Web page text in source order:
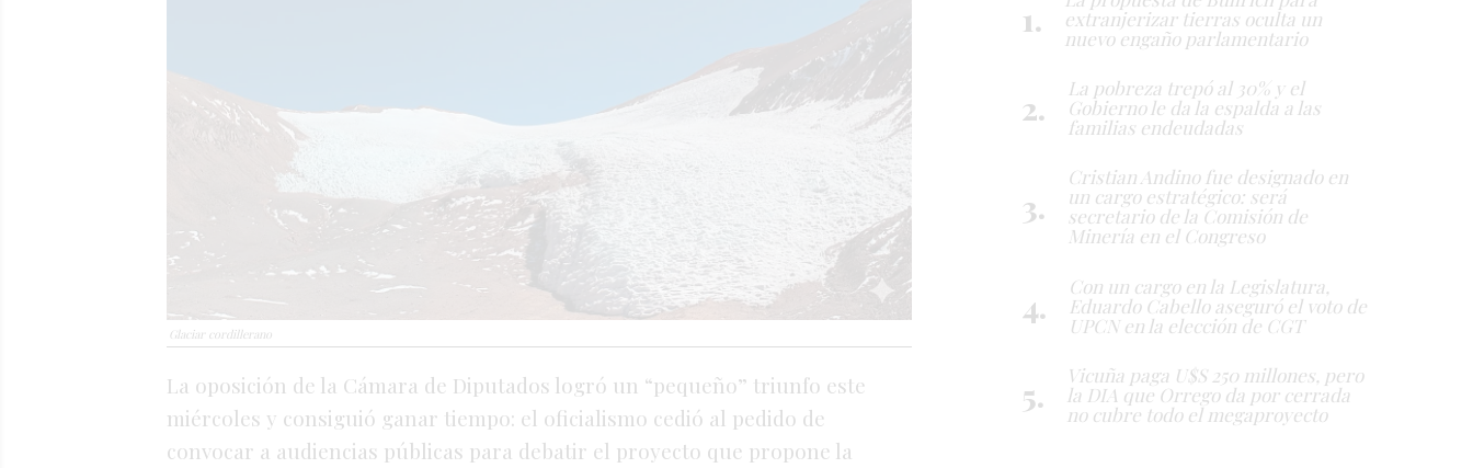
Glaciar cordillerano
La oposición de la Cámara de Diputados logró un “pequeño” triunfo este
miércoles y consiguió ganar tiempo: el oficialismo cedió al pedido de
convocar a audiencias públicas para debatir el proyecto que propone la
extranjerizar tierras oculta un
nuevo engaño parlamentario
La pobreza trepó al 30% y el
Gobierno le da la espalda a las
familias endeudadas
Cristian Andino fue designado en
un cargo estratégico: será
secretario de la Comisión de
Minería en el Congreso
Con un cargo en la Legislatura,
Eduardo Cabello aseguró el voto de
UPCN en la elección de CGT
Vicuña paga U$S 250 millones, pero
la DIA que Orrego da por cerrada
no cubre todo el megaproyecto